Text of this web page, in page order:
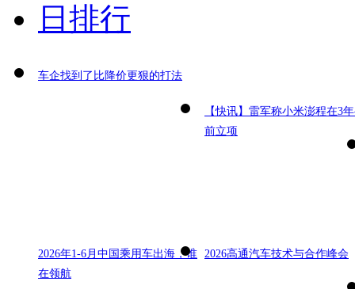
日排行
车企找到了比降价更狠的打法
【快讯】雷军称小米澎程在3
前立项
2026年1-6月中国乘用车出海，谁
在领航
2026高通汽车技术与合作峰会